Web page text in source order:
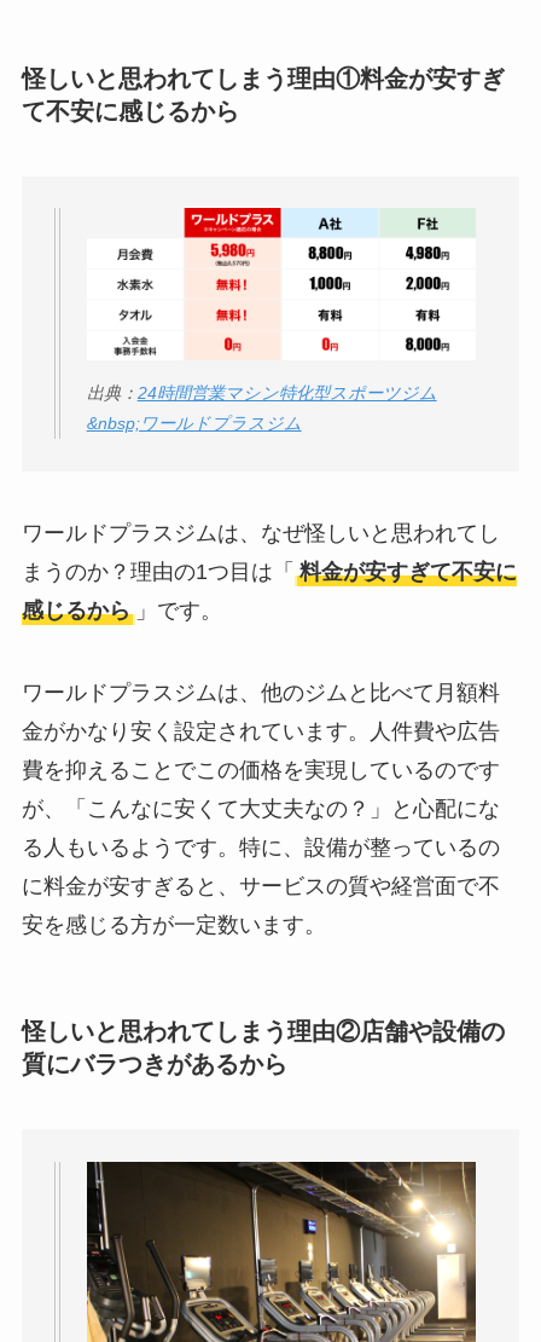
ユリカコーポレーシ
【怪しい？】株式会
社TAPPの口コミ・評
は実際どう？
Temuは怪しい？口コ
ミ・評判が正直ヤバ
怪しいと思われてしまう理由①料金が安すぎ
て不安に感じるから
出典： 24時間営業マシン特化型スポーツジム
&nbsp;ワールドプラスジム
ワールドプラスジムは、なぜ怪しいと思われてし
まうのか？理由の1つ目は「 料金が安すぎて不安に
感じるから 」です。
ワールドプラスジムは、他のジムと比べて月額料
金がかなり安く設定されています。人件費や広告
費を抑えることでこの価格を実現しているのです
が、「こんなに安くて大丈夫なの？」と心配にな
る人もいるようです。特に、設備が整っているの
に料金が安すぎると、サービスの質や経営面で不
安を感じる方が一定数います。
怪しいと思われてしまう理由②店舗や設備の
質にバラつきがあるから